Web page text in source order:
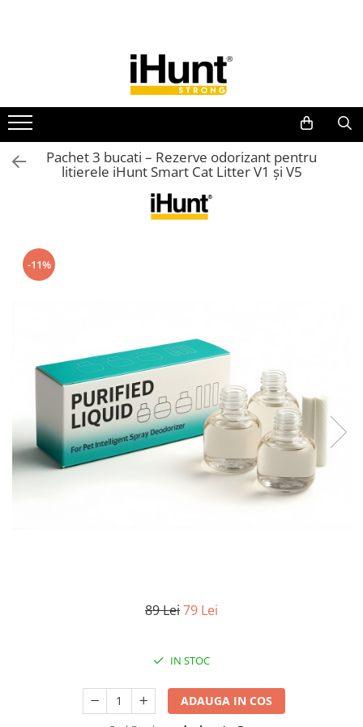
TELEFOANE & TABLETE IHUNT
Telefoane iHunt
Smartphone
Telefoane Rezistente
Telefoane Butoane
Accesorii telefoane
Huse protectie
Aparate de Gătit
Oală sub Presiune
Slow Cooker
Grătar Grill
Gătit cu Aburi
Storcător
Roboți Aspirator
Pachet 3 bucati – Rezerve odorizant pentru
litierele iHunt Smart Cat Litter V1 și V5
-11%
89 Lei79 Lei
IN STOC
ADAUGA IN COS